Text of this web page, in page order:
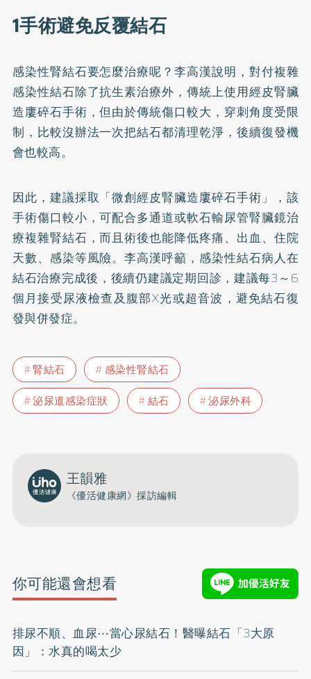
1手術避免反覆結石
感染性腎結石要怎麼治療呢？李高漢說明，對付複雜
感染性結石除了抗生素治療外，傳統上使用經皮腎臟
造廔碎石手術，但由於傳統傷口較大，穿刺角度受限
制，比較沒辦法一次把結石都清理乾淨，後續復發機
會也較高。
因此，建議採取「微創經皮腎臟造廔碎石手術」，該
手術傷口較小，可配合多通道或軟石輸尿管腎臟鏡治
療複雜腎結石，而且術後也能降低疼痛、出血、住院
天數、感染等風險。李高漢呼籲，感染性結石病人在
結石治療完成後，後續仍建議定期回診，建議每3～6
個月接受尿液檢查及腹部X光或超音波，避免結石復
發與併發症。
腎結石
感染性腎結石
泌尿道感染症狀
結石 泌尿外科
王韻雅
《優活健康網》採訪編輯
你可能還會想看
排尿不順、血尿⋯當心尿結石！醫曝結石「3大原
因」：水真的喝太少